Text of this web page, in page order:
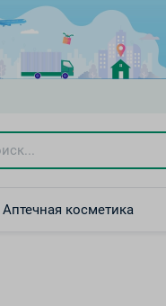
Аптечная косметика